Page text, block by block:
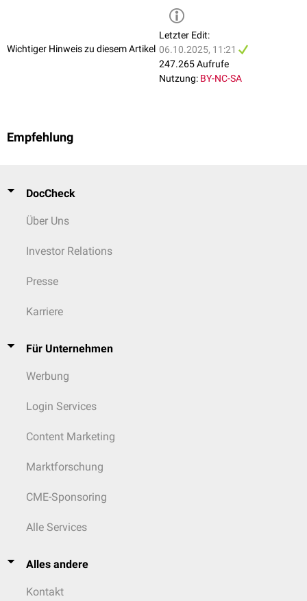
Wichtiger Hinweis zu diesem Artikel
Letzter Edit:
06.10.2025, 11:21
247.265 Aufrufe
Nutzung: BY-NC-SA
Empfehlung
DocCheck
Über Uns
Investor Relations
Presse
Karriere
Für Unternehmen
Werbung
Login Services
Content Marketing
Marktforschung
CME-Sponsoring
Alle Services
Alles andere
Kontakt